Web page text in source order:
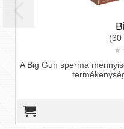
Big
(30
A Big Gun sperma mennyiség
termékenység